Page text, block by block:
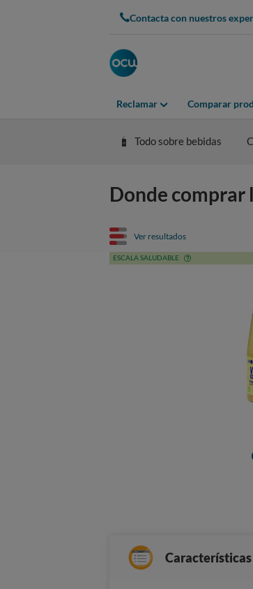
Contacta con nuestros
Reclamar Comparar
Todo sobre bebidas
Donde comprar
Ver resultados
ESCALA SALUDABLE
Características